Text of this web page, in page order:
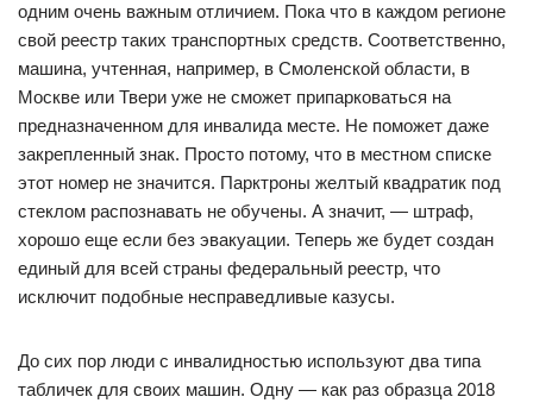
одним очень важным отличием. Пока что в каждом регионе
свой реестр таких транспортных средств. Соответственно,
машина, учтенная, например, в Смоленской области, в
Москве или Твери уже не сможет припарковаться на
предназначенном для инвалида месте. Не поможет даже
закрепленный знак. Просто потому, что в местном списке
этот номер не значится. Парктроны желтый квадратик под
стеклом распознавать не обучены. А значит, — штраф,
хорошо еще если без эвакуации. Теперь же будет создан
единый для всей страны федеральный реестр, что
исключит подобные несправедливые казусы.
До сих пор люди с инвалидностью используют два типа
табличек для своих машин. Одну — как раз образца 2018